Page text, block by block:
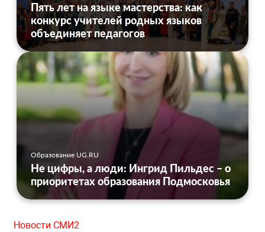
Пять лет на языке мастерства: как
конкурс учителей родных языков
объединяет педагогов
Образование UG.RU
Не цифры, а люди: Ингрид Пильдес – о
приоритетах образования Подмосковья
Новости СМИ2